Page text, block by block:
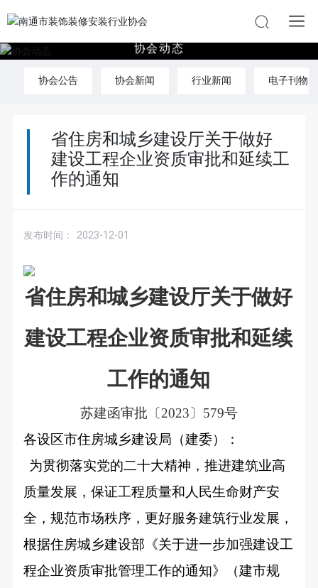
协会动态
协会公告 协会新闻 行业新闻 电子刊物
省住房和城乡建设厅关于做好
建设工程企业资质审批和延续工
作的通知
发布时间： 2023-12-01
省住房和城乡建设厅关于做好
建设工程企业资质审批和延续
工作的通知
苏建函审批〔2023〕579号
各设区市住房城乡建设局（建委）：
为贯彻落实党的二十大精神，推进建筑业高
质量发展，保证工程质量和人民生命财产安
全，规范市场秩序，更好服务建筑行业发展，
根据住房城乡建设部《关于进一步加强建设工
程企业资质审批管理工作的通知》（建市规